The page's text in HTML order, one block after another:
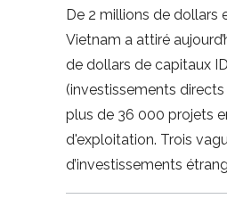
De 2 millions de dollars
Vietnam a attiré
de dollars de capitaux
(investissements
plus de 36 000 projets
d'exploitation. Trois
d’investissements